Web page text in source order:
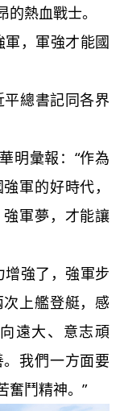
熱血戰士。
，軍強才能國
總書記同各界
彙報：“作為
軍的好時代，
軍夢，才能讓
強了，強軍步
上艦登艇，感
遠大、意志頑
我們一方面要
奮鬥精神。”